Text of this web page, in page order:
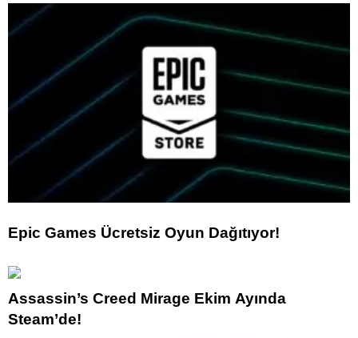
Epic Games Ücretsiz Oyun Dağıtıyor!
Assassin’s Creed Mirage Ekim Ayında
Steam’de!